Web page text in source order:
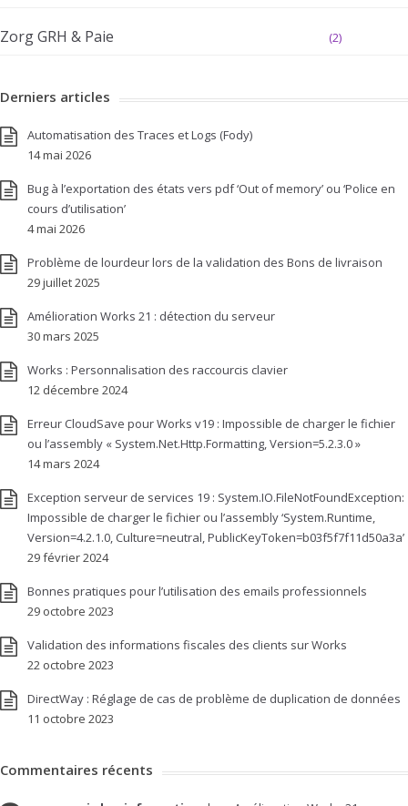
Zorg GRH & Paie (2)
Derniers articles
Automatisation des Traces et Logs (Fody)
14 mai 2026
Bug à l’exportation des états vers pdf ‘Out of memory’ ou ‘Police en
cours d’utilisation’
4 mai 2026
Problème de lourdeur lors de la validation des Bons de livraison
29 juillet 2025
Amélioration Works 21 : détection du serveur
30 mars 2025
Works : Personnalisation des raccourcis clavier
12 décembre 2024
Erreur CloudSave pour Works v19 : Impossible de charger le fichier
ou l’assembly « System.Net.Http.Formatting, Version=5.2.3.0 »
14 mars 2024
Exception serveur de services 19 : System.IO.FileNotFoundException:
Impossible de charger le fichier ou l’assembly ‘System.Runtime,
Version=4.2.1.0, Culture=neutral, PublicKeyToken=b03f5f7f11d50a3a’
29 février 2024
Bonnes pratiques pour l’utilisation des emails professionnels
29 octobre 2023
Validation des informations fiscales des clients sur Works
22 octobre 2023
DirectWay : Réglage de cas de problème de duplication de données
11 octobre 2023
Commentaires récents